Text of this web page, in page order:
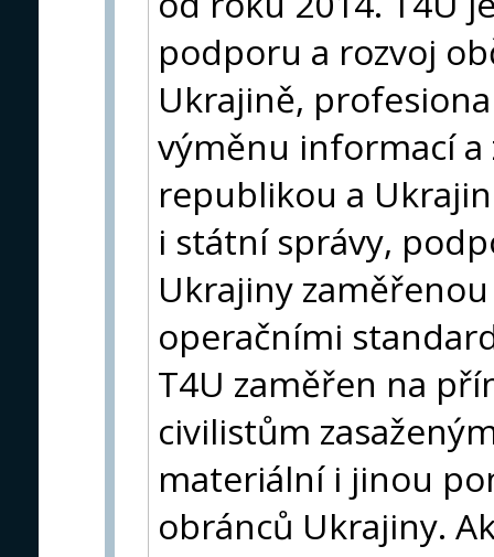
podporu a rozvoj
Ukrajině,
výměnu informací a
republikou a
i státní správy,
Ukrajiny
operačními
T4U zaměřen na
civilistům
materiální i jinou
obránců Ukrajiny.